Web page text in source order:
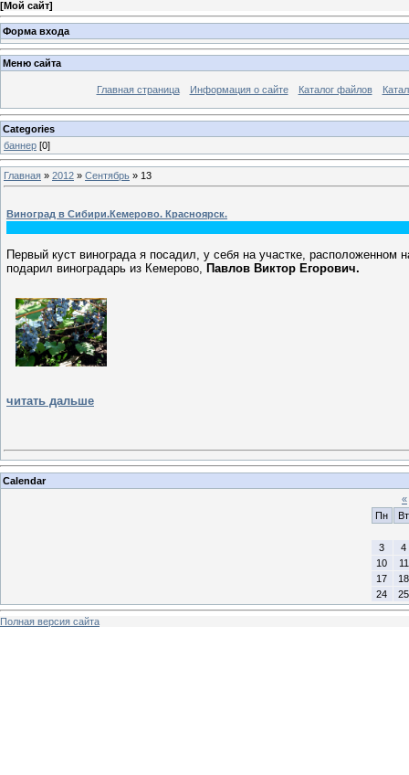
[Мой сайт]
Форма входа
Меню сайта
Главная страница Информация о сайте Каталог файлов
Categories
баннер [0]
Главная » 2012 » Сентябрь » 13
Виноград в Сибири.Кемерово. Красноярск.
Первый куст винограда я посадил, у себя на участке, расположенном
подарил виноградарь из Кемерово,
Павлов Виктор Егорович.
читать дальше
Calendar
«
Пн
Вт
3
4
10
11
17
18
24
25
Полная версия сайта